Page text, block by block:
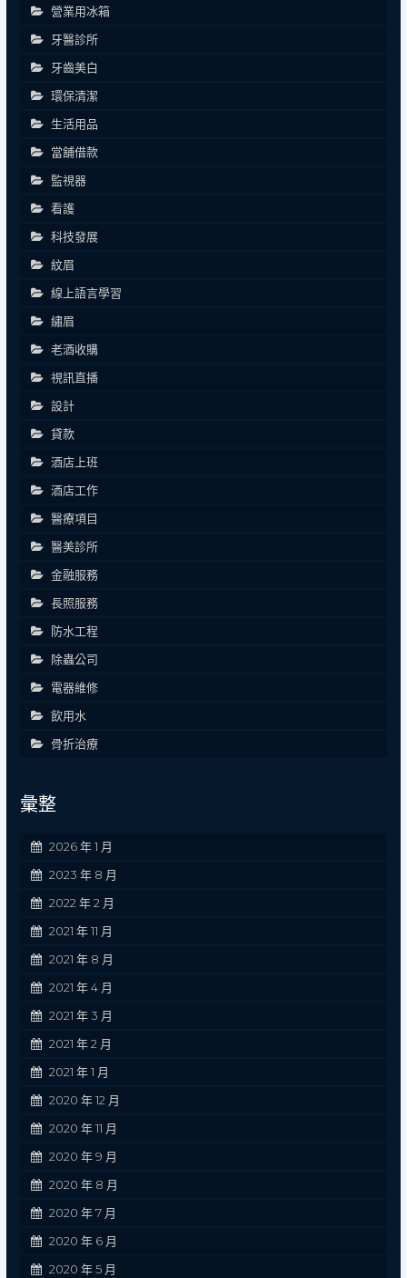
營業用冰箱
牙醫診所
牙齒美白
環保清潔
生活用品
當舖借款
監視器
看護
科技發展
紋眉
線上語言學習
繡眉
老酒收購
視訊直播
設計
貸款
酒店上班
酒店工作
醫療項目
醫美診所
金融服務
長照服務
防水工程
除蟲公司
電器維修
飲用水
骨折治療
彙整
2026 年 1 月
2023 年 8 月
2022 年 2 月
2021 年 11 月
2021 年 8 月
2021 年 4 月
2021 年 3 月
2021 年 2 月
2021 年 1 月
2020 年 12 月
2020 年 11 月
2020 年 9 月
2020 年 8 月
2020 年 7 月
2020 年 6 月
2020 年 5 月